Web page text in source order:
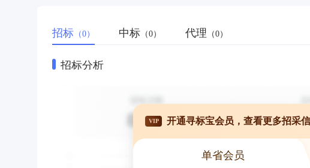
招标 （0） 中标 （0） 代理 （0）
招标分析
VIP 开通寻标宝会员，查看更多招采
单省会员